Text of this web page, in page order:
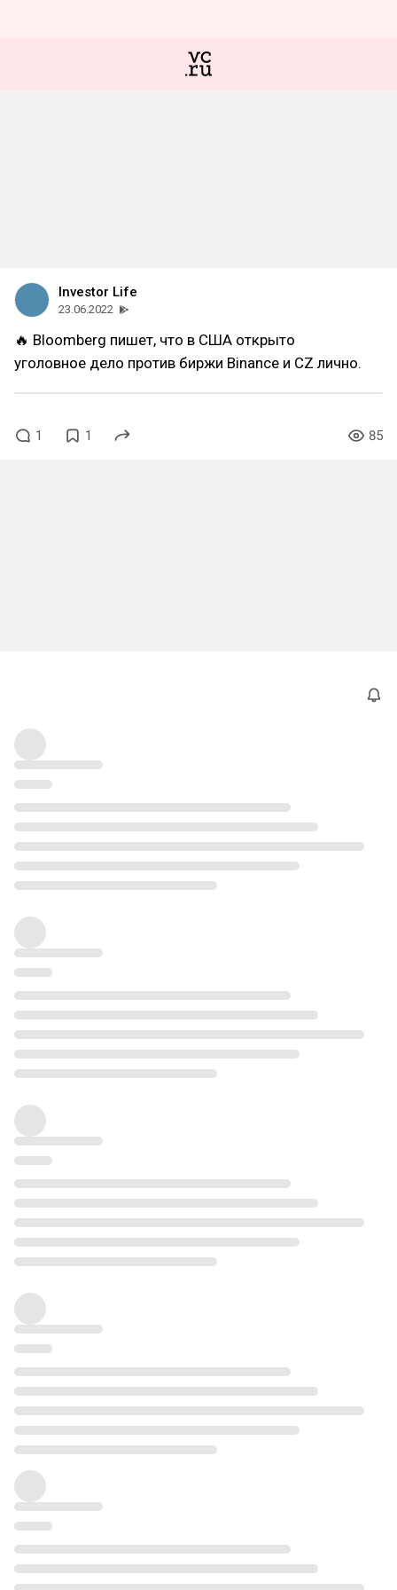
Investor Life
23.06.2022
🔥 Bloomberg пишет, что в США открыто
уголовное дело против биржи Binance и CZ лично.
1 1 85